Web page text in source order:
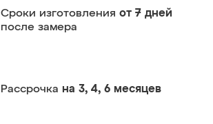
Сроки изготовления от 7 дней
после замера
Рассрочка на 3, 4, 6 месяцев